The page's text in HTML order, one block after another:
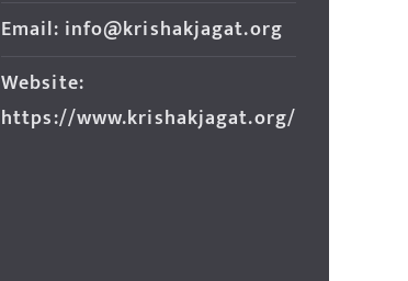
Email: info@krishakjagat.org
Website:
https://www.krishakjagat.org/